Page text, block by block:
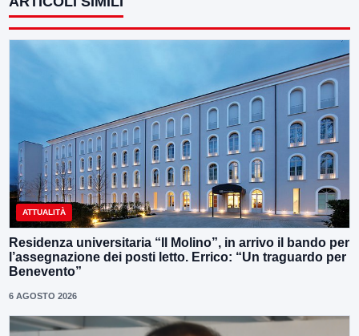
ATTUALITÀ
Residenza universitaria “Il Molino”, in arrivo il bando per
l’assegnazione dei posti letto. Errico: “Un traguardo per
Benevento”
6 AGOSTO 2026